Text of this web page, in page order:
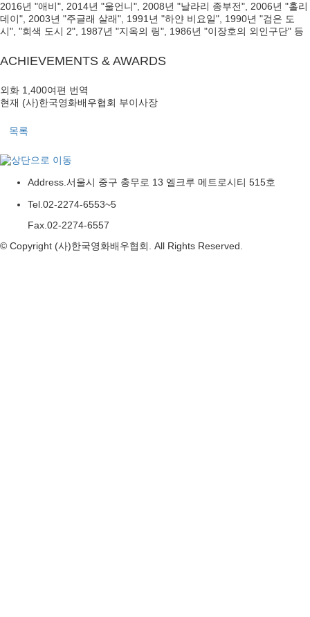
2016년 "애비", 2014년 "울언니", 2008년 "날라리 종부전", 2006년 "홀리
데이", 2003년 "주글래 살래", 1991년 "하얀 비요일", 1990년 "검은 도
시", "회색 도시 2", 1987년 "지옥의 링", 1986년 "이장호의 외인구단" 등
ACHIEVEMENTS & AWARDS
외화 1,400여편 번역
현재 (사)한국영화배우협회 부이사장
목록
Address. 서울시 중구 충무로 13 엘크루 메트로시티 515호
Tel. 02-2274-6553~5
Fax. 02-2274-6557
© Copyright (사)한국영화배우협회. All Rights Reserved.